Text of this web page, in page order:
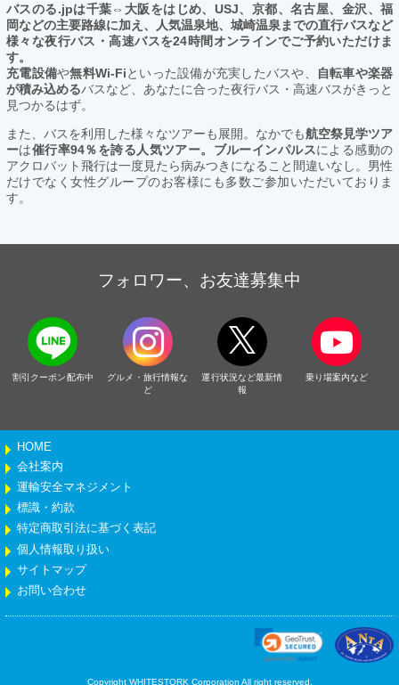
バスのる.jpは千葉⇔大阪をはじめ、USJ、京都、名古屋、金沢、福
岡などの主要路線に加え、人気温泉地、城崎温泉までの直行バスなど
様々な夜行バス・高速バスを24時間オンラインでご予約いただけま
す。
充電設備や無料Wi-Fiといった設備が充実したバスや、
自転車や楽器
が積み込めるバスなど、あなたに合った夜行バス・高速バスがきっと
見つかるはず。
また、バスを利用した様々なツアーも展開。なかでも航空祭見学ツア
ーは催行率94％を誇る人気ツアー。ブルーインパルスによる感動の
アクロバット飛行は一度見たら病みつきになること間違いなし。男性
だけでなく女性グループのお客様にも多数ご参加いただいておりま
す。
フォロワー、お友達募集中
割引クーポン配布中
グルメ・旅行情報な
ど
運行状況など最新情
報
乗り場案内など
HOME
会社案内
運輸安全マネジメント
標識・約款
特定商取引法に基づく表記
個人情報取り扱い
サイトマップ
お問い合わせ
Copyright WHITESTORK Corporation All right reserved.